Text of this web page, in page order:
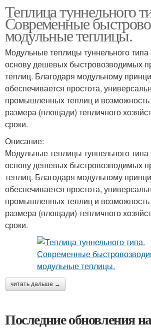
Теплица туннельного
Современные
модульные теплицы.
Модульные теплицы туннельного типа
основу дешевых быстровозводимых
теплиц. Благодаря модульному
обеспечивается простота,
промышленных теплиц и
размера (площади) тепличного
сроки.
Описание:
Модульные теплицы туннельного типа
основу дешевых быстровозводимых
теплиц. Благодаря модульному
обеспечивается простота,
промышленных теплиц и
размера (площади) тепличного
сроки.
читать дальше →
Последние обновления